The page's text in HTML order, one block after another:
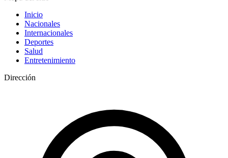
Inicio
Nacionales
Internacionales
Deportes
Salud
Entretenimiento
Dirección